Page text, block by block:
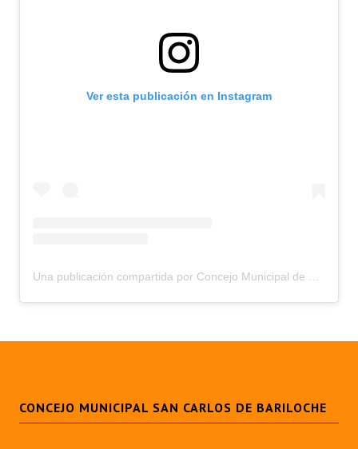
Ver esta publicación en Instagram
Una publicación compartida por Concejo Municipal de Bariloche (@concejomunicipalbariloche)
CONCEJO MUNICIPAL SAN CARLOS DE BARILOCHE